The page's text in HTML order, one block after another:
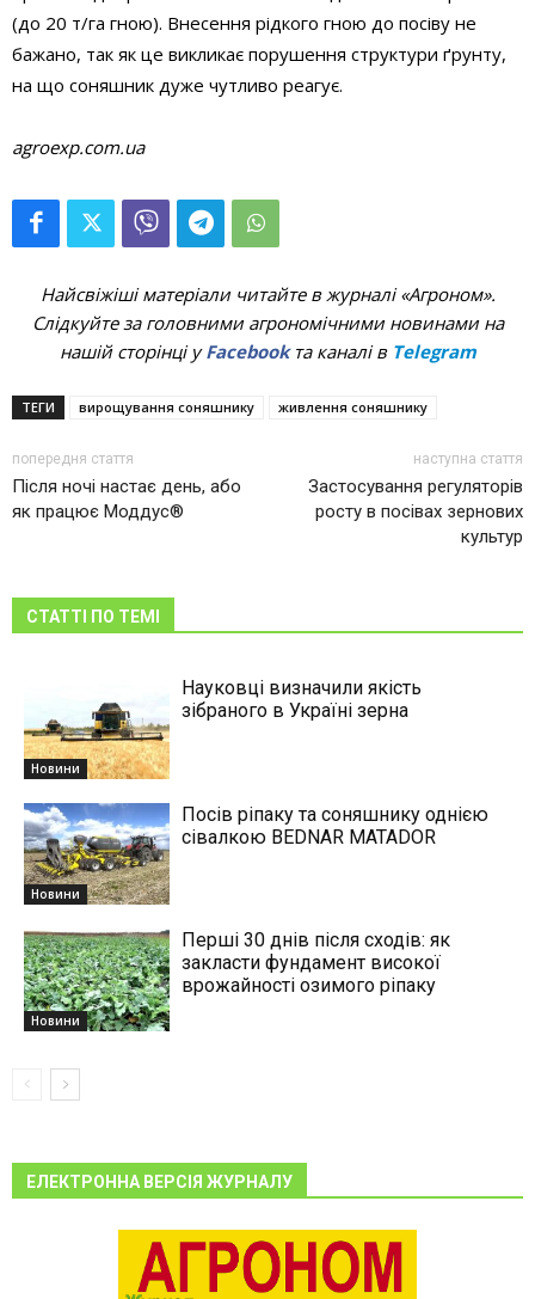
(до 20 т/га гною). Внесення рідкого гною до посіву не
бажано, так як це викликає порушення структури ґрунту,
на що соняшник дуже чутливо реагує.
agroexp.com.ua
Найсвіжіші матеріали читайте в журналі «Агроном».
Слідкуйте за головними агрономічними новинами на
нашій сторінці уFacebookта каналі в Telegram
ТЕГИ вирощування соняшнику живлення соняшнику
попередня стаття
Після ночі настає день, або
як працює Моддус®
наступна стаття
Застосування регуляторів
росту в посівах зернових
культур
СТАТТІ ПО ТЕМІ
Новини
Науковці визначили якість
зібраного в Україні зерна
Новини
Посів ріпаку та соняшнику однією
сівалкою BEDNAR MATADOR
Новини
Перші 30 днів після сходів: як
закласти фундамент високої
врожайності озимого ріпаку
ЕЛЕКТРОННА ВЕРСІЯ ЖУРНАЛУ